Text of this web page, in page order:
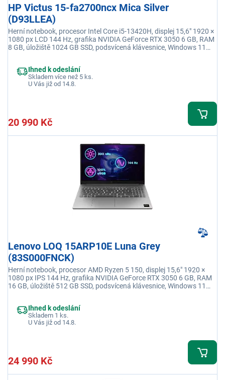
HP Victus 15-fa2700ncx Mica Silver
(D93LLEA)
Herní notebook, procesor Intel Core i5-13420H, displej 15,6" 1920 ×
1080 px LCD 144 Hz, grafika NVIDIA GeForce RTX 3050 6 GB, RAM
8 GB, úložiště 1024 GB SSD, podsvícená klávesnice, Windows 11
Ihned k odeslání
Skladem více než 5 ks.
U Vás již od 14.8.
20 990 Kč
Lenovo LOQ 15ARP10E Luna Grey
(83S000FNCK)
Herní notebook, procesor AMD Ryzen 5 150, displej 15,6" 1920 ×
1080 px IPS 144 Hz, grafika NVIDIA GeForce RTX 3050 6 GB, RAM
16 GB, úložiště 512 GB SSD, podsvícená klávesnice, Windows 11
Ihned k odeslání
Skladem 1 ks.
U Vás již od 14.8.
24 990 Kč